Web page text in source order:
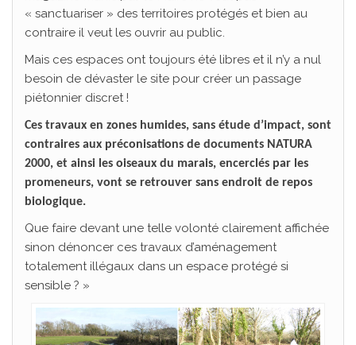
« sanctuariser » des territoires protégés et bien au
contraire il veut les ouvrir au public.
Mais ces espaces ont toujours été libres et il n’y a nul
besoin de dévaster le site pour créer un passage
piétonnier discret !
Ces travaux en zones humides, sans étude d’impact, sont
contraires aux préconisations de documents NATURA
2000, et ainsi les oiseaux du marais, encerclés par les
promeneurs, vont se retrouver sans endroit de repos
biologique.
Que faire devant une telle volonté clairement affichée
sinon dénoncer ces travaux d’aménagement
totalement illégaux dans un espace protégé si
sensible ? »